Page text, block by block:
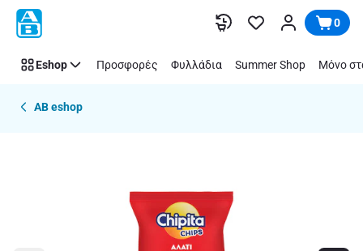
Παράλειψη 0
Eshop Προσφορές Φυλλάδια Summer Shop Μόνο
AB eshop